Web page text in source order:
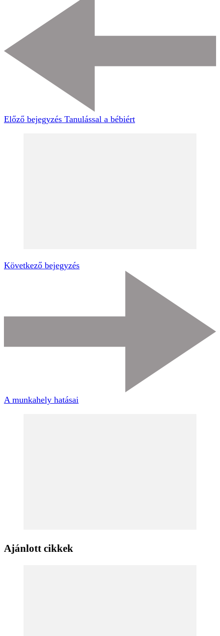
Előző bejegyzés Tanulással a bébiért
Következő bejegyzés
A munkahely hatásai
Ajánlott cikkek